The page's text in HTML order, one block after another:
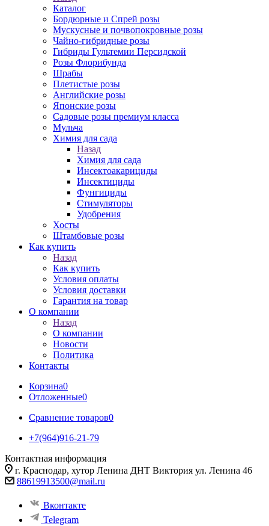
Каталог
Бордюрные и Спрей розы
Мускусные и почвопокровные розы
Чайно-гибридные розы
Гибриды Гультемии Персидской
Розы Флорибунда
Шрабы
Плетистые розы
Английские розы
Японские розы
Садовые розы премиум класса
Мульча
Химия для сада
Назад
Химия для сада
Инсектоакарициды
Инсектициды
Фунгициды
Стимуляторы
Удобрения
Хосты
Штамбовые розы
Как купить
Назад
Как купить
Условия оплаты
Условия доставки
Гарантия на товар
О компании
Назад
О компании
Новости
Политика
Контакты
Корзина0
Отложенные0
Сравнение товаров0
+7(964)916-21-79
Контактная информация
г. Краснодар, хутор Ленина ДНТ Виктория ул. Ленина 46
88619913500@mail.ru
Вконтакте
Telegram